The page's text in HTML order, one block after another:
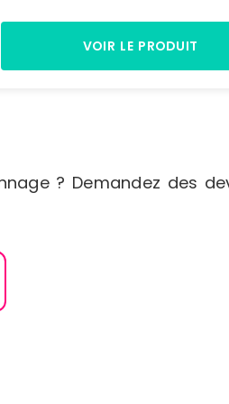
rayonnage : H. 1972 x L. 1090 x P.
VOIR LE PRODUIT
? Demandez des